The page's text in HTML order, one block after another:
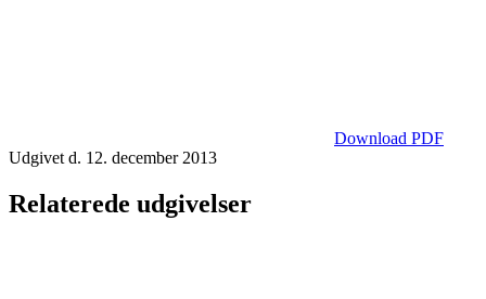
Download PDF
Udgivet d. 12. december 2013
Relaterede udgivelser